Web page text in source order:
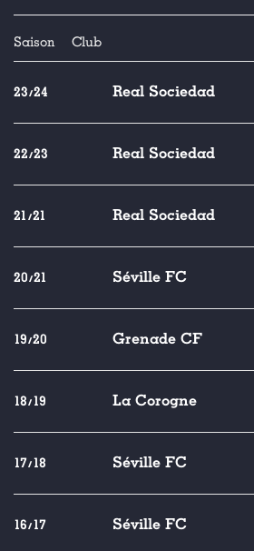
Saison Club
23/24 Real Sociedad
22/23 Real Sociedad
21/21 Real Sociedad
20/21 Séville FC
19/20 Grenade CF
18/19 La Corogne
17/18 Séville FC
16/17 Séville FC